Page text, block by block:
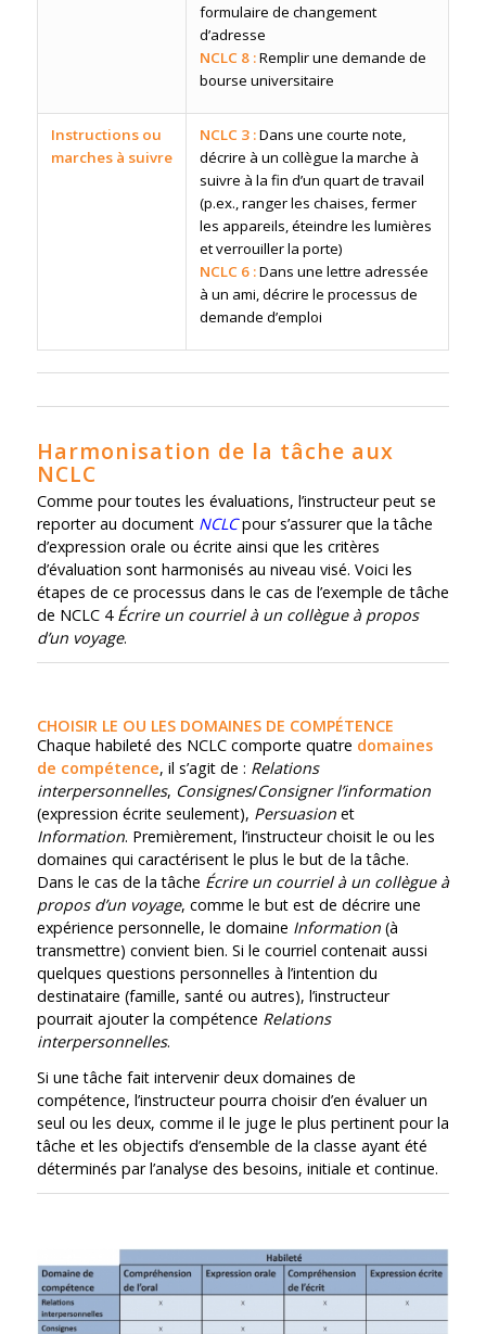
formulaire de changement
d’adresse
NCLC 8 :Remplir une demande de
bourse universitaire
Instructions ou
marches à suivre
NCLC 3 :Dans une courte note,
décrire à un collègue la marche à
suivre à la fin d’un quart de travail
(p.ex., ranger les chaises, fermer
les appareils, éteindre les lumières
et verrouiller la porte)
NCLC 6 :Dans une lettre adressée
à un ami, décrire le processus de
demande d’emploi
Harmonisation de la tâche aux
NCLC
Comme pour toutes les évaluations, l’instructeur peut se
reporter au document NCLCpour s’assurer que la tâche
d’expression orale ou écrite ainsi que les critères
d’évaluation sont harmonisés au niveau visé. Voici les
étapes de ce processus dans le cas de l’exemple de tâche
de NCLC 4 Écrire un courriel à un collègue à propos
d’un voyage.
CHOISIR LE OU LES DOMAINES DE COMPÉTENCE
Chaque habileté des NCLC comporte quatre domaines
de compétence, il s’agit de : Relations
interpersonnelles, Consignes/Consigner l’information
(expression écrite seulement), Persuasionet
Information. Premièrement, l’instructeur choisit le ou les
domaines qui caractérisent le plus le but de la tâche.
Dans le cas de la tâche Écrire un courriel à un collègue à
propos d’un voyage, comme le but est de décrire une
expérience personnelle, le domaine Information (à
transmettre) convient bien. Si le courriel contenait aussi
quelques questions personnelles à l’intention du
destinataire (famille, santé ou autres), l’instructeur
pourrait ajouter la compétence Relations
interpersonnelles.
Si une tâche fait intervenir deux domaines de
compétence, l’instructeur pourra choisir d’en évaluer un
seul ou les deux, comme il le juge le plus pertinent pour la
tâche et les objectifs d’ensemble de la classe ayant été
déterminés par l’analyse des besoins, initiale et continue.